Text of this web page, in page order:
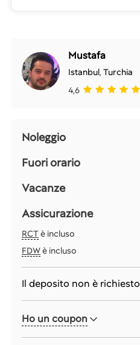
Mustafa
Istanbul, Turchia
4,6
Noleggio
Fuori orario
Vacanze
Assicurazione
RCTè incluso
FDWè incluso
Il deposito non è richiesto
Ho un coupon